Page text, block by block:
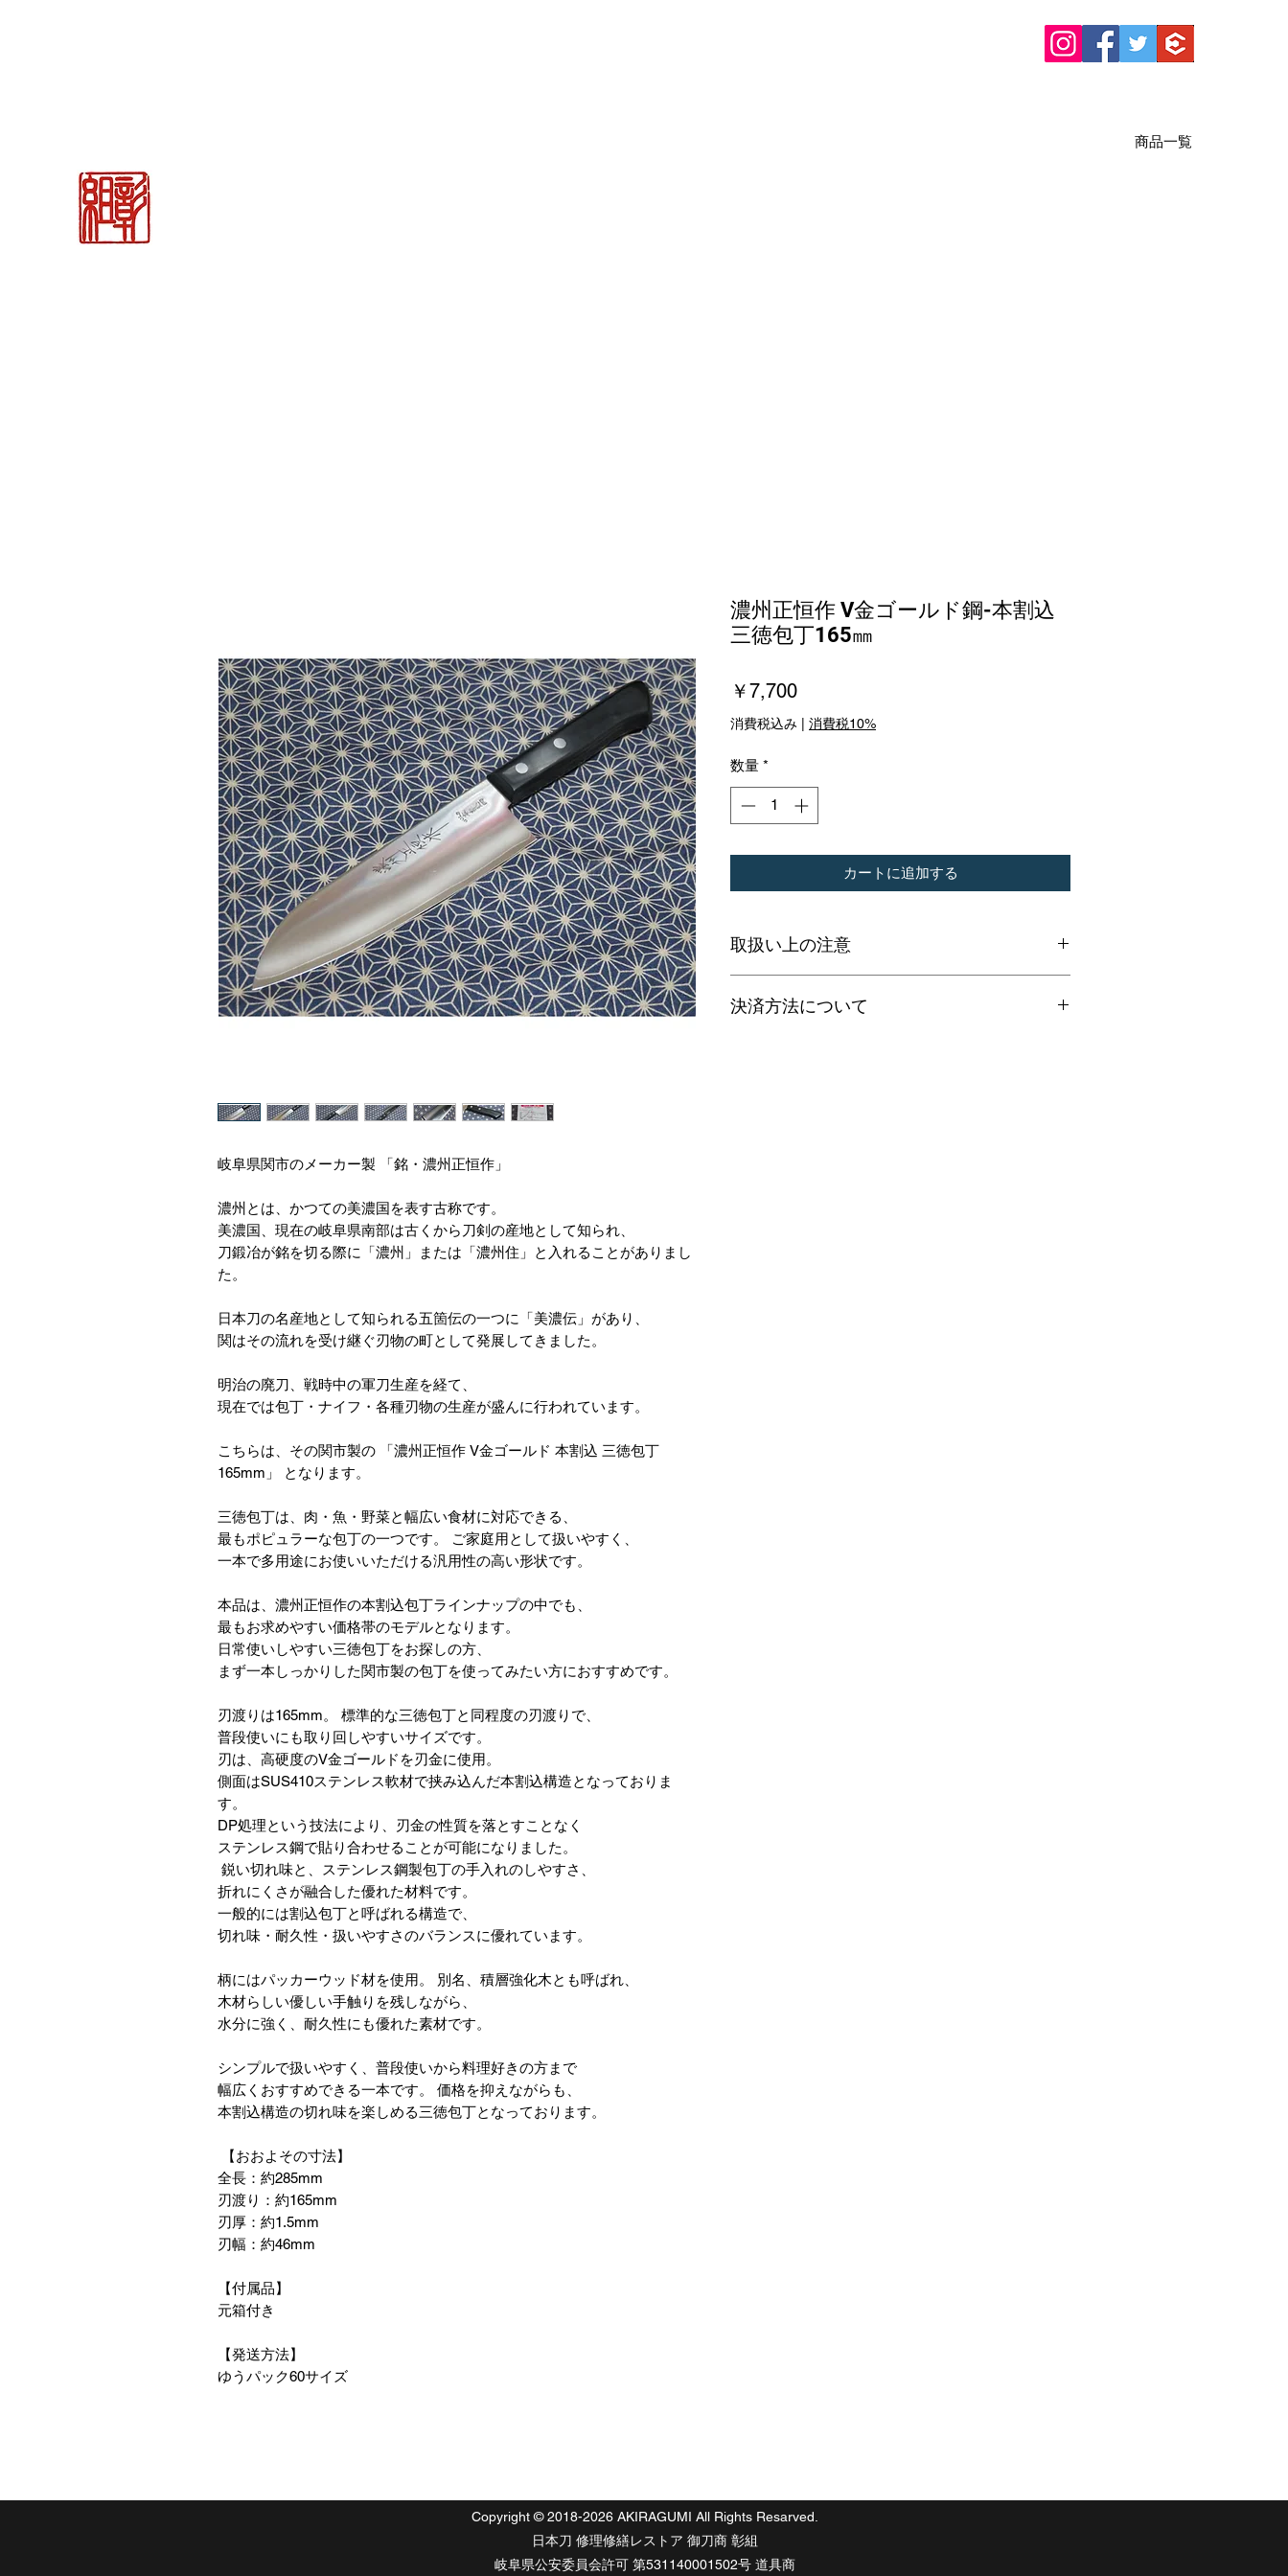
商品一覧
岐阜県関市のメーカー製 「銘・濃州正恒作」
濃州とは、かつての美濃国を表す古称です。
美濃国、現在の岐阜県南部は古くから刀剣の産地として知られ、
刀鍛冶が銘を切る際に「濃州」または「濃州住」と入れることがありまし
た。
日本刀の名産地として知られる五箇伝の一つに「美濃伝」があり、
関はその流れを受け継ぐ刃物の町として発展してきました。
明治の廃刀、戦時中の軍刀生産を経て、
現在では包丁・ナイフ・各種刃物の生産が盛んに行われています。
こちらは、その関市製の 「濃州正恒作 V金ゴールド 本割込 三徳包丁
165mm」 となります。
三徳包丁は、肉・魚・野菜と幅広い食材に対応できる、
最もポピュラーな包丁の一つです。 ご家庭用として扱いやすく、
一本で多用途にお使いいただける汎用性の高い形状です。
本品は、濃州正恒作の本割込包丁ラインナップの中でも、
最もお求めやすい価格帯のモデルとなります。
日常使いしやすい三徳包丁をお探しの方、
まず一本しっかりした関市製の包丁を使ってみたい方におすすめです。
刃渡りは165mm。 標準的な三徳包丁と同程度の刃渡りで、
普段使いにも取り回しやすいサイズです。
刃は、高硬度のV金ゴールドを刃金に使用。
側面はSUS410ステンレス軟材で挟み込んだ本割込構造となっておりま
す。
DP処理という技法により、刃金の性質を落とすことなく
ステンレス鋼で貼り合わせることが可能になりました。
鋭い切れ味と、ステンレス鋼製包丁の手入れのしやすさ、
折れにくさが融合した優れた材料です。
一般的には割込包丁と呼ばれる構造で、
切れ味・耐久性・扱いやすさのバランスに優れています。
柄にはパッカーウッド材を使用。 別名、積層強化木とも呼ばれ、
木材らしい優しい手触りを残しながら、
水分に強く、耐久性にも優れた素材です。
シンプルで扱いやすく、普段使いから料理好きの方まで
幅広くおすすめできる一本です。 価格を抑えながらも、
本割込構造の切れ味を楽しめる三徳包丁となっております。
【おおよその寸法】
全長：約285mm
刃渡り：約165mm
刃厚：約1.5mm
刃幅：約46mm
【付属品】
元箱付き
【発送方法】
ゆうパック60サイズ
濃州正恒作 V金ゴールド鋼-本割込
三徳包丁165㎜
￥7,700価
格
消費税込み 消費税10%
数量 *
カートに追加する
取扱い上の注意
止されております。
決済方法について
Copyright © 2018-2026 AKIRAGUMI All Rights Resarved.
​日本刀 修理修繕レストア 御刀商 彰組
岐阜県公安委員会許可 第531140001502号 道具商